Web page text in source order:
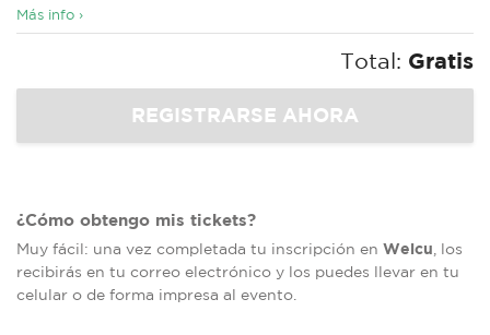
Más info ›
Total: Gratis
¿Cómo obtengo mis tickets?
Muy fácil: una vez completada tu inscripción en Welcu , los
recibirás en tu correo electrónico y los puedes llevar en tu
celular o de forma impresa al evento.